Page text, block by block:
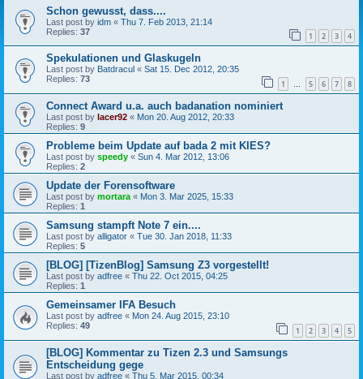
Schon gewusst, dass....
Last post by idm « Thu 7. Feb 2013, 21:14
Replies: 37 1 2 3 4
Spekulationen und Glaskugeln
Last post by Batdracul « Sat 15. Dec 2012, 20:35
Replies: 73 1 … 5 6 7 8
Connect Award u.a. auch badanation nominiert
Last post by lacer92 « Mon 20. Aug 2012, 20:33
Replies: 9
Probleme beim Update auf bada 2 mit KIES?
Last post by speedy « Sun 4. Mar 2012, 13:06
Replies: 2
Update der Forensoftware
Last post by mortara « Mon 3. Mar 2025, 15:33
Replies: 1
Samsung stampft Note 7 ein....
Last post by alligator « Tue 30. Jan 2018, 11:33
Replies: 5
[BLOG] [TizenBlog] Samsung Z3 vorgestellt!
Last post by adfree « Thu 22. Oct 2015, 04:25
Replies: 1
Gemeinsamer IFA Besuch
Last post by adfree « Mon 24. Aug 2015, 23:10
Replies: 49 1 2 3 4 5
[BLOG] Kommentar zu Tizen 2.3 und Samsungs
Entscheidung gege
Last post by adfree « Thu 5. Mar 2015, 00:34